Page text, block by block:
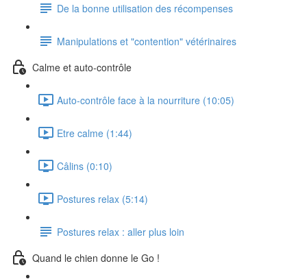
De la bonne utilisation des récompenses
Manipulations et "contention" vétérinaires
Calme et auto-contrôle
Auto-contrôle face à la nourriture (10:05)
Etre calme (1:44)
Câlins (0:10)
Postures relax (5:14)
Postures relax : aller plus loin
Quand le chien donne le Go !